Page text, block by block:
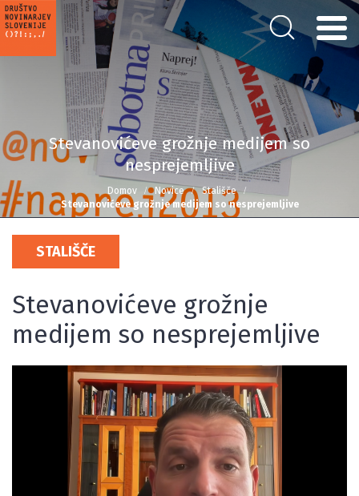
Stevanovićeve grožnje medijem so
nesprejemljive
Domov Novice
Stališče
Stevanovićeve grožnje medijem so nesprejemljive
STALIŠČE
Stevanovićeve grožnje
medijem so nesprejemljive